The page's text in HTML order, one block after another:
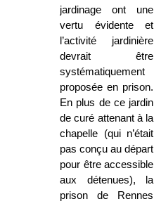
jardinage ont une
vertu évidente et
l’activité jardinière
devrait être
systématiquement
proposée en prison.
En plus de ce jardin
de curé attenant à la
chapelle (qui n’était
pas conçu au départ
pour être accessible
aux détenues), la
prison de Rennes